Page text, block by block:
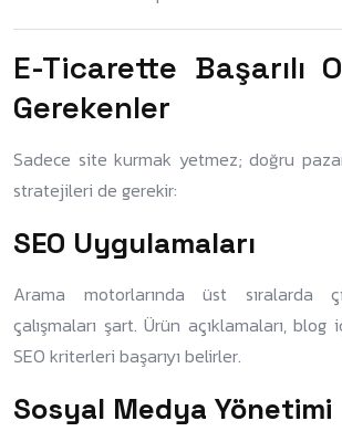
E-Ticarette Başarılı
Gerekenler
Sadece site kurmak yetmez; doğru
stratejileri de gerekir:
SEO Uygulamaları
Arama motorlarında üst sıralarda
çalışmaları şart. Ürün açıklamaları,
SEO kriterleri başarıyı belirler.
Sosyal Medya Yönetimi